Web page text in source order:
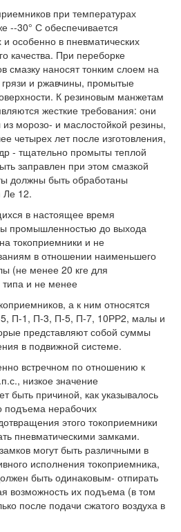
при температурах
--30° С обеспечивается
особенно в пневматических
качества. При переборке
смазку наносят тонким слоем на
и ржавчины, промытые
К резиновым манжетам
жесткие требования: они
морозо- и маслостойкой резины,
четырех лет после изготовления,
- тщательно промыты теплой
заправлен при этом смазкой
должны быть обработаны
Ле 12.
в настоящее время
промышленностью до выхода
токоприемники и не
в отношении наименьшего
(не менее 20 кге для
типа и не менее
а к ним относятся
5, П-1, П-3, П-5, П-7, 10РР2, малы и
представляют собой суммы
в подвижной системе.
встречном по отношению к
низкое значение
причиной, как указывалось
подъема нерабочих
этого токоприемники
пневматическими замками.
могут быть различными в
исполнения токоприемника,
быть одинаковым- отпирать
возможность их подъема (в том
после подачи сжатого воздуха в